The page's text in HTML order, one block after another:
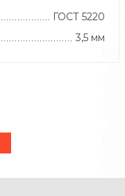
ГОСТ 5220
3,5 мм